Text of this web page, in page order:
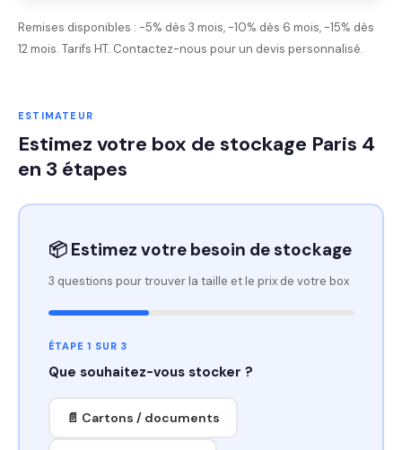
Remises disponibles : -5% dès 3 mois, -10% dès 6 mois, -15% dès
12 mois. Tarifs HT. Contactez-nous pour un devis personnalisé.
ESTIMATEUR
Estimez votre box de stockage Paris 4
en 3 étapes
📦 Estimez votre besoin de stockage
3 questions pour trouver la taille et le prix de votre box
ÉTAPE 1 SUR 3
Que souhaitez-vous stocker ?
📄 Cartons / documents